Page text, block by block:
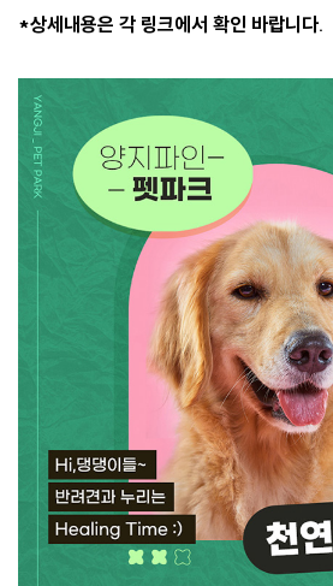
*상세내용은 각 링크에서 확인 바랍니다.